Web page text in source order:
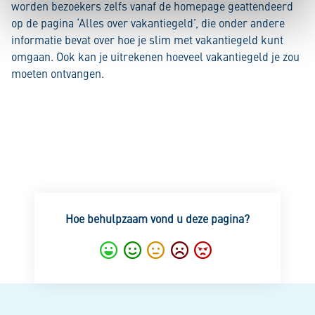
worden bezoekers zelfs vanaf de homepage geattendeerd
op de pagina ‘Alles over vakantiegeld’, die onder andere
informatie bevat over hoe je slim met vakantiegeld kunt
omgaan. Ook kan je uitrekenen hoeveel vakantiegeld je zou
moeten ontvangen.
Hoe behulpzaam vond u deze pagina?
Super
Goed
Gemiddeld
Nietgoed
Slecht